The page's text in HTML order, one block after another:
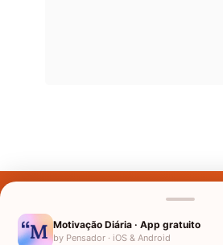
Nomes pelo Mundo
Motivação Diária · App gratuito
by Pensador · iOS & Android